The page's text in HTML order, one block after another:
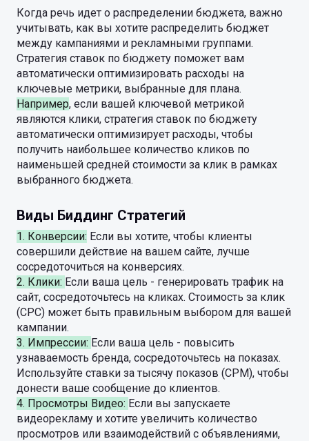
Когда речь идет о распределении бюджета, важно
учитывать, как вы хотите распределить бюджет
между кампаниями и рекламными группами.
Стратегия ставок по бюджету поможет вам
автоматически оптимизировать расходы на
ключевые метрики, выбранные для плана.
Например, если вашей ключевой метрикой
являются клики, стратегия ставок по бюджету
автоматически оптимизирует расходы, чтобы
получить наибольшее количество кликов по
наименьшей средней стоимости за клик в рамках
выбранного бюджета.
Виды Биддинг Стратегий
1. Конверсии: Если вы хотите, чтобы клиенты
совершили действие на вашем сайте, лучше
сосредоточиться на конверсиях.
2. Клики: Если ваша цель - генерировать трафик на
сайт, сосредоточьтесь на кликах. Стоимость за клик
(CPC) может быть правильным выбором для вашей
кампании.
3. Импрессии: Если ваша цель - повысить
узнаваемость бренда, сосредоточьтесь на показах.
Используйте ставки за тысячу показов (CPM), чтобы
донести ваше сообщение до клиентов.
4. Просмотры Видео: Если вы запускаете
видеорекламу и хотите увеличить количество
просмотров или взаимодействий с объявлениями,